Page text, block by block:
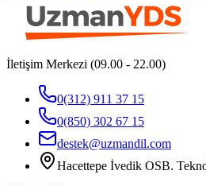
İletişim Merkezi (09.00 - 22.00)
0(312) 911 37 15
0(850) 302 67 15
destek@uzmandil.com
Hacettepe İvedik OSB.